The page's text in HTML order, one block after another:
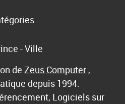
- Ville
de Zeus Computer ,
depuis 1994.
Logiciels sur